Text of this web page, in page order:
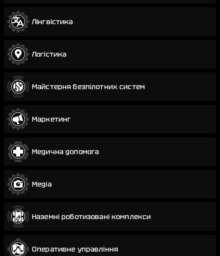
Лінгвістика
Логістика
Майстерня безпілотних систем
Маркетинг
Медична допомога
Медіа
Наземні роботизовані комплекси
Оперативне управління